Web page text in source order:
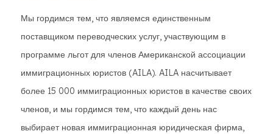
Мы гордимся тем, что являемся единственным
поставщиком переводческих услуг, участвующим в
программе льгот для членов Американской ассоциации
иммиграционных юристов (AILA). AILA насчитывает
более 15 000 иммиграционных юристов в качестве своих
членов, и мы гордимся тем, что каждый день нас
выбирает новая иммиграционная юридическая фирма,